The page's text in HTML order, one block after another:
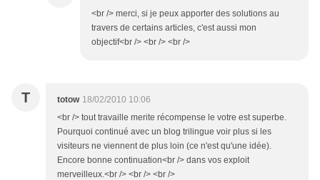
<br /> merci, si je peux apporter des solutions au
travers de certains articles, c'est aussi mon
objectif<br /> <br /> <br />
T totow 18/02/2010 10:06
<br /> tout travaille merite récompense le votre est superbe.
Pourquoi continué avec un blog trilingue voir plus si les
visiteurs ne viennent de plus loin (ce n'est qu'une idée).
Encore bonne continuation<br /> dans vos exploit
merveilleux.<br /> <br /> <br />